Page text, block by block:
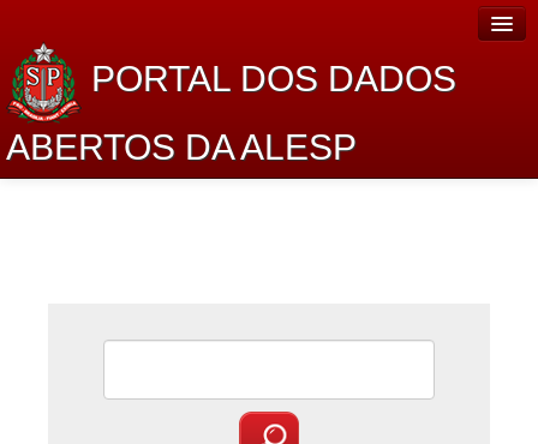
PORTAL DOS DADOS
ABERTOS DA ALESP
Lei de Acesso à Informação